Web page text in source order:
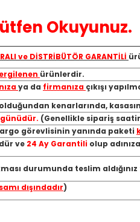
Okuyunuz.
ve DİSTRİBÜTÖR GARANTİLİ
ürünlerdir.
ya da firmanıza çıkışı
kenarlarında,
(Genellikle sipariş
görevlisinin yanında paketi
ve 24 Ay Garantili olup
durumunda teslim
dışındadır)